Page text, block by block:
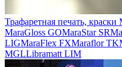
Трафаретная печать, краски
MaraGloss GOMaraStar SR
LIGMaraFlex FXMaraflor TK
MGLLibramatt LIM